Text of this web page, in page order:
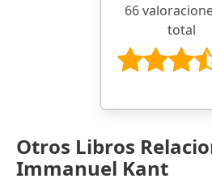
66
total
Otros Libros
Immanuel Kant